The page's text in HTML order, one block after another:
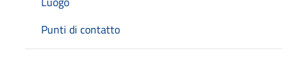
Punti di contatto